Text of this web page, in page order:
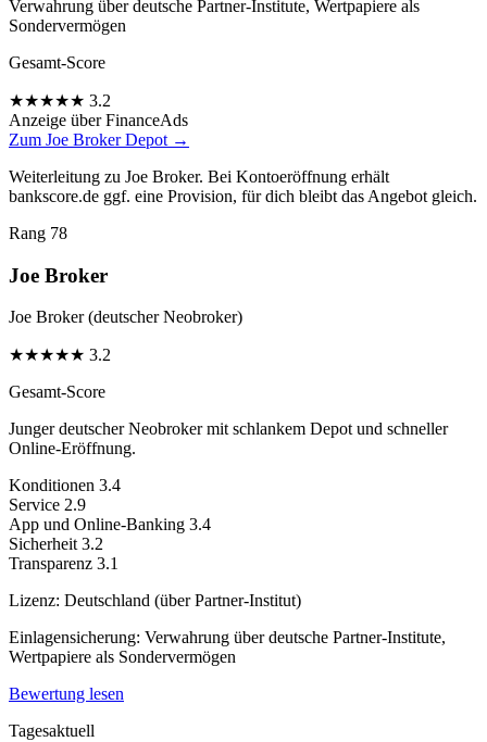
Verwahrung über deutsche Partner-Institute, Wertpapiere als
Sondervermögen
Gesamt-Score
★★★★★ 3.2
Anzeige über FinanceAds
Zum Joe Broker Depot →
Weiterleitung zu Joe Broker. Bei Kontoeröffnung erhält
bankscore.de ggf. eine Provision, für dich bleibt das Angebot gleich.
Rang 78
Joe Broker
Joe Broker (deutscher Neobroker)
★★★★★ 3.2
Gesamt-Score
Junger deutscher Neobroker mit schlankem Depot und schneller
Online-Eröffnung.
Konditionen 3.4
Service 2.9
App und Online-Banking 3.4
Sicherheit 3.2
Transparenz 3.1
Lizenz: Deutschland (über Partner-Institut)
Einlagensicherung: Verwahrung über deutsche Partner-Institute,
Wertpapiere als Sondervermögen
Bewertung lesen
Tagesaktuell